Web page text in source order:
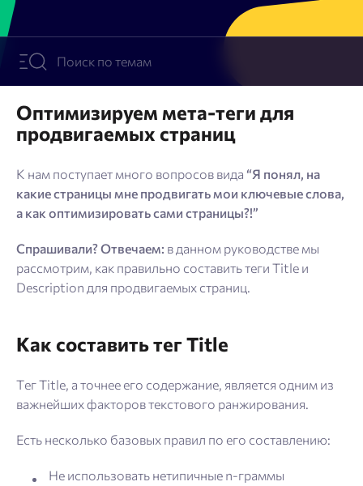
Блог
SEO продвижение
Попробовать бесплатно
Оптимизируем мета-теги для
продвигаемых страниц
К нам поступает много вопросов вида “Я понял, на
какие страницы мне продвигать мои ключевые слова,
а как оптимизировать сами страницы?!”
Спрашивали? Отвечаем: в данном руководстве мы
рассмотрим, как правильно составить теги Title и
Description для продвигаемых страниц.
Как составить тег Title
Тег Title, а точнее его содержание, является одним из
важнейших факторов текстового ранжирования.
Есть несколько базовых правил по его составлению:
Не использовать нетипичные n-граммы